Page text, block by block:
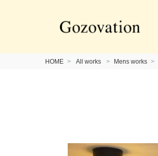
HOME All works Mens works